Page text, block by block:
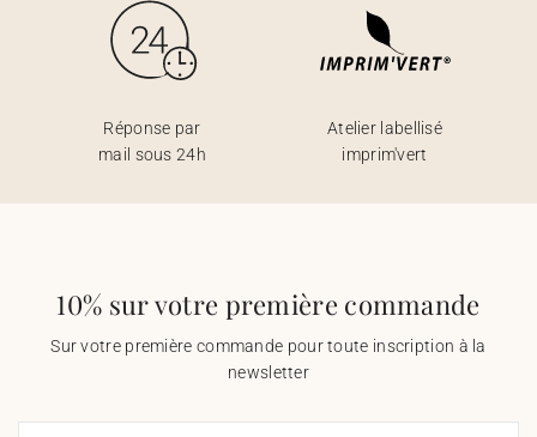
Réponse par
mail sous 24h
Atelier labellisé
imprim'vert
10% sur votre première commande
Sur votre première commande pour toute inscription à la
newsletter